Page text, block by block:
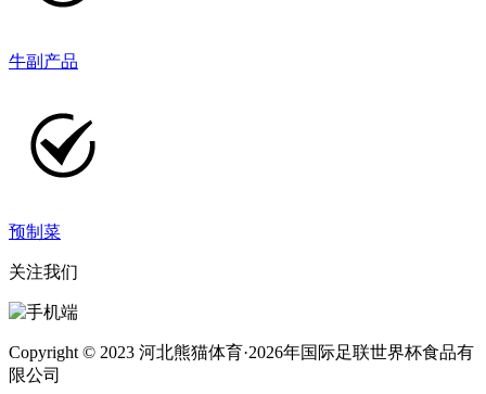
牛副产品
预制菜
关注我们
Copyright © 2023 河北熊猫体育·2026年国际足联世界杯食品有
限公司